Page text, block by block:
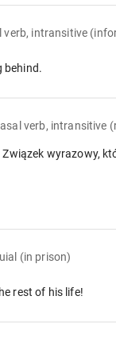
verb, intransitive
behind.
verb, intransitive
Związek wyrazowy,
(in prison)
rest of his life!